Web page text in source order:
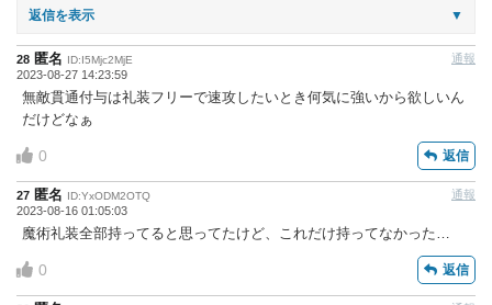
返信を表示 ▼
28 匿名 ID:I5Mjc2MjE
2023-08-27 14:23:59
通報
無敵貫通付与は礼装フリーで速攻したいとき何気に強いから欲しいん
だけどなぁ
0 返信
27 匿名 ID:YxODM2OTQ
2023-08-16 01:05:03
通報
魔術礼装全部持ってると思ってたけど、これだけ持ってなかった…
0 返信